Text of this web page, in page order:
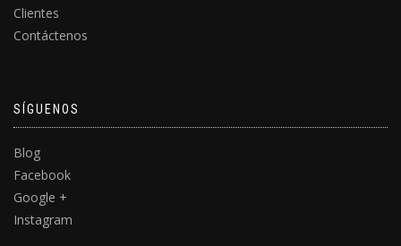
Clientes
Contáctenos
SÍGUENOS
Blog
Facebook
Google +
Instagram